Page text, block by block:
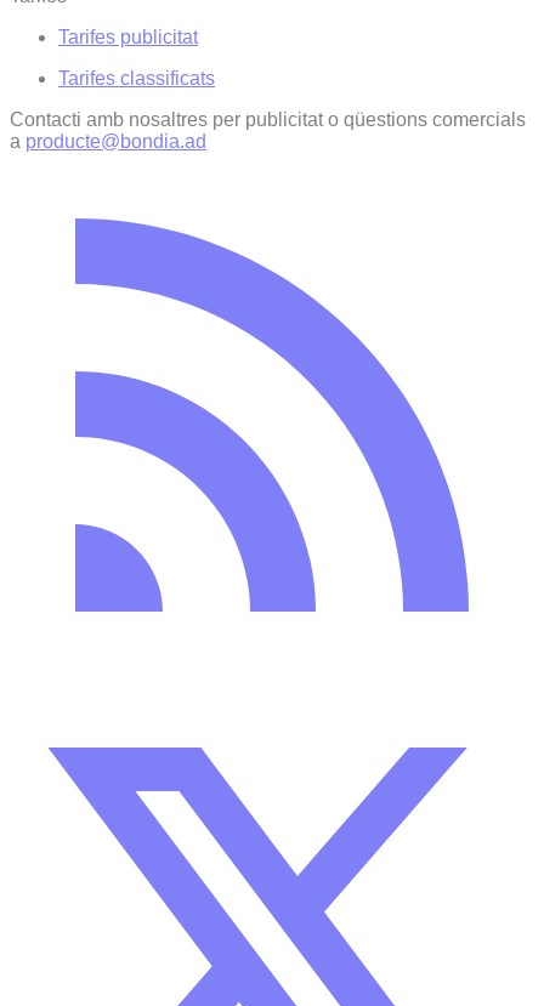
Tarifes publicitat
Tarifes classificats
Contacti amb nosaltres per publicitat o qüestions comercials
a producte@bondia.ad